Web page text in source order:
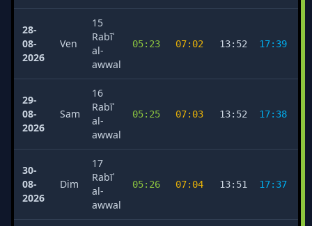
28-
08-
2026
Ven
15
Rabīʿ
al-
awwal
05:23 07:02 13:52 17:39
29-
08-
2026
Sam
16
Rabīʿ
al-
awwal
05:25 07:03 13:52 17:38
30-
08-
2026
Dim
17
Rabīʿ
al-
awwal
05:26 07:04 13:51 17:37